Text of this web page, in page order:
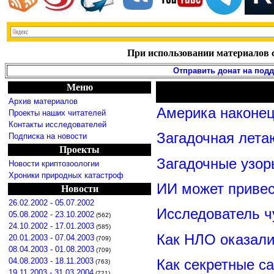
При использовании материалов
Отправить донат на
Меню
Архив материалов
Проекты наших читателей
Контакты исследователей
Подписка на новости
Проекты
Новости криптозоологии
Хроники природных катастроф
Новости
26.02.2002 - 05.07.2002
05.08.2002 - 23.10.2002 (562)
24.10.2002 - 17.01.2003 (585)
20.01.2003 - 07.04.2003 (709)
08.04.2003 - 01.08.2003 (709)
04.08.2003 - 18.11.2003 (763)
Америка
Загадочная
Загадочные
ИИ может
Исследователь
Как НЛО
Как секретные